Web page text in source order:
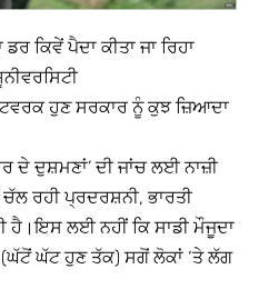
ਕਿਵੇਂ ਪੈਦਾ ਕੀਤਾ ਜਾ ਰਿਹਾ
ਹੁਣ ਸਰਕਾਰ ਨੂੰ ਕੁਝ ਜ਼ਿਆਦਾ
ਦੇ ਦੁਸ਼ਮਣਾਂ’ ਦੀ ਜਾਂਚ ਲਈ ਨਾਜ਼ੀ
ਚੱਲ ਰਹੀ ਪ੍ਰਦਰਸ਼ਨੀ, ਭਾਰਤੀ
ਹੈ।ਇਸ ਲਈ ਨਹੀਂ ਕਿ ਸਾਡੀ ਮੌਜੂਦਾ
ਘੱਟ ਹੁਣ ਤੱਕ) ਸਗੋਂ ਲੋਕਾਂ ‘ਤੇ ਲੱਗ